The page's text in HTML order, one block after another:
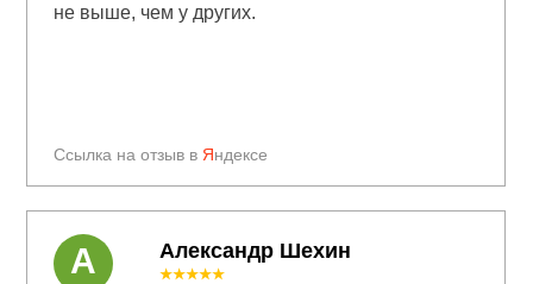
Ссылка на отзыв в Яндексе
не выше, чем у других.
Александр Шехин
★★★★★
А